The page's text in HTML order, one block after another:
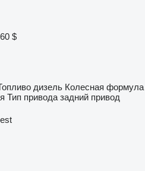
$
дизель Колесная формула
Тип привода задний привод